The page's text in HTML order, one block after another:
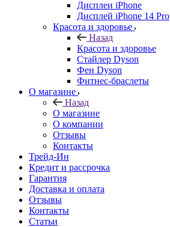
Дисплеи iPhone
Дисплей iPhone 14 Pro
Красота и здоровье
Назад
Красота и здоровье
Стайлер Dyson
Фен Dyson
Фитнес-браслеты
О магазине
Назад
О магазине
О компании
Отзывы
Контакты
Трейд-Ин
Кредит и рассрочка
Гарантия
Доставка и оплата
Отзывы
Контакты
Статьи